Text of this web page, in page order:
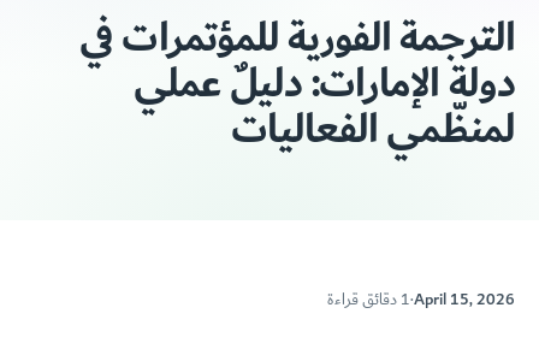
الترجمة الفورية للمؤتمرات في
دولة الإمارات: دليلٌ عملي
لمنظّمي الفعاليات
April 15, 2026
·1 دقائق قراءة